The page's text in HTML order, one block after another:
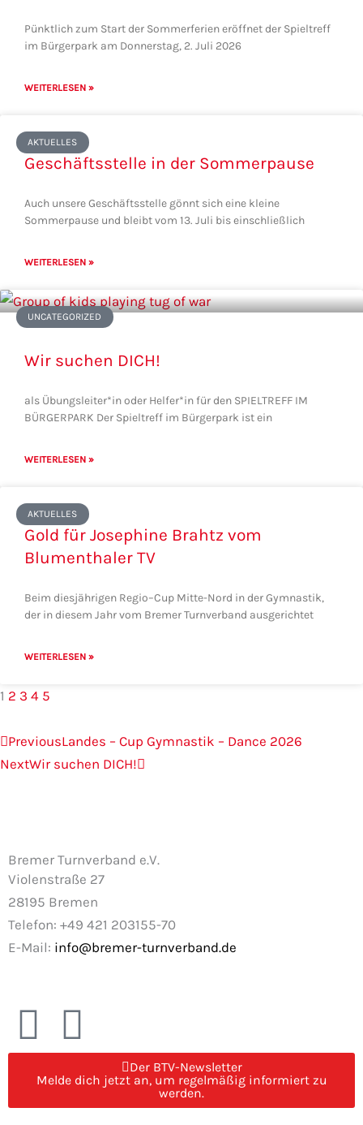
Pünktlich zum Start der Sommerferien eröffnet der Spieltreff
im Bürgerpark am Donnerstag, 2. Juli 2026
WEITERLESEN »
AKTUELLES
Geschäftsstelle in der Sommerpause
Auch unsere Geschäftsstelle gönnt sich eine kleine
Sommerpause und bleibt vom 13. Juli bis einschließlich
WEITERLESEN »
UNCATEGORIZED
Wir suchen DICH!
als Übungsleiter*in oder Helfer*in für den SPIELTREFF IM
BÜRGERPARK Der Spieltreff im Bürgerpark ist ein
WEITERLESEN »
AKTUELLES
Gold für Josephine Brahtz vom
Blumenthaler TV
Beim diesjährigen Regio–Cup Mitte-Nord in der Gymnastik,
der in diesem Jahr vom Bremer Turnverband ausgerichtet
WEITERLESEN »
1 2 3 4 5
Zurück
PreviousLandes – Cup Gymnastik – Dance 2026
NextWir suchen DICH!
Nächster
Bremer Turnverband e.V.
Violenstraße 27
28195 Bremen
Telefon: +49 421 203155-70
E-Mail: info@bremer-turnverband.de
F
a
c
I
n
s
Der BTV-Newsletter
Melde dich jetzt an, um regelmäßig informiert zu
werden.